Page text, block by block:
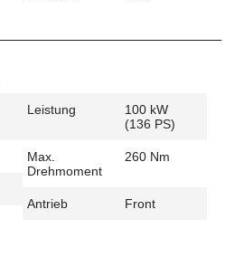
Leistung
100 kW
(136 PS)
Max.
Drehmoment
260 Nm
Antrieb Front